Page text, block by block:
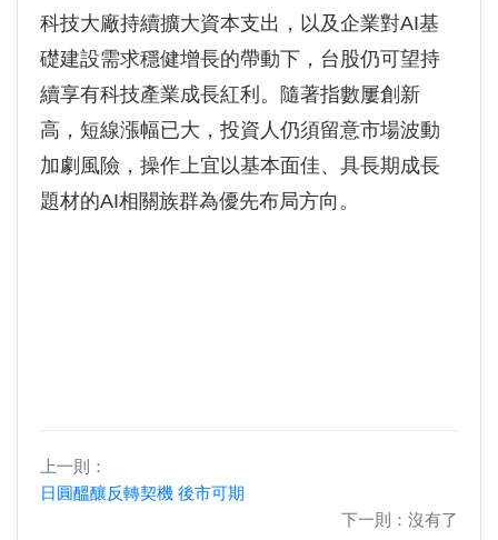
科技大廠持續擴大資本支出，以及企業對AI基
礎建設需求穩健增長的帶動下，台股仍可望持
續享有科技產業成長紅利。隨著指數屢創新
高，短線漲幅已大，投資人仍須留意市場波動
加劇風險，操作上宜以基本面佳、具長期成長
題材的AI相關族群為優先布局方向。
上一則：
日圓醞釀反轉契機 後市可期
下一則：沒有了